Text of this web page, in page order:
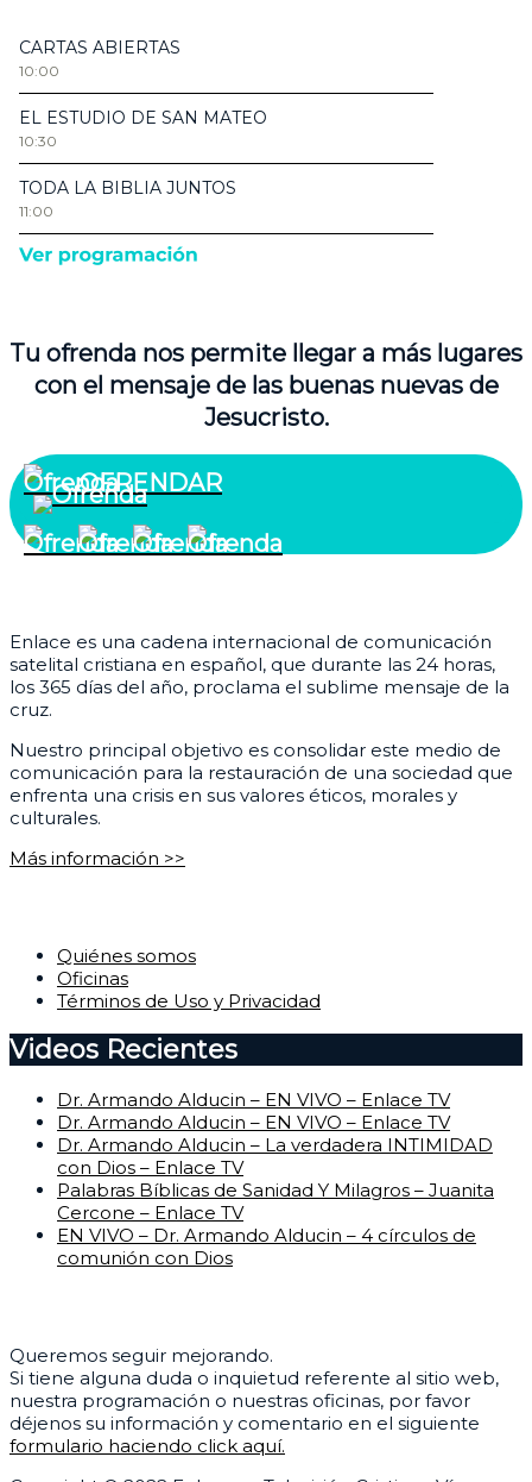
Tu ofrenda nos permite llegar a más lugares
con el mensaje de las buenas nuevas de
Jesucristo.
OFRENDAR
Enlace es una cadena internacional de comunicación
satelital cristiana en español, que durante las 24 horas,
los 365 días del año, proclama el sublime mensaje de la
cruz.
Nuestro principal objetivo es consolidar este medio de
comunicación para la restauración de una sociedad que
enfrenta una crisis en sus valores éticos, morales y
culturales.
Más información >>
Quiénes somos
Oficinas
Términos de Uso y Privacidad
Videos Recientes
Dr. Armando Alducin – EN VIVO – Enlace TV
Dr. Armando Alducin – EN VIVO – Enlace TV
Dr. Armando Alducin – La verdadera INTIMIDAD
con Dios – Enlace TV
Palabras Bíblicas de Sanidad Y Milagros – Juanita
Cercone – Enlace TV
EN VIVO – Dr. Armando Alducin – 4 círculos de
comunión con Dios
Queremos seguir mejorando.
Si tiene alguna duda o inquietud referente al sitio web,
nuestra programación o nuestras oficinas, por favor
déjenos su información y comentario en el siguiente
formulario haciendo click aquí.